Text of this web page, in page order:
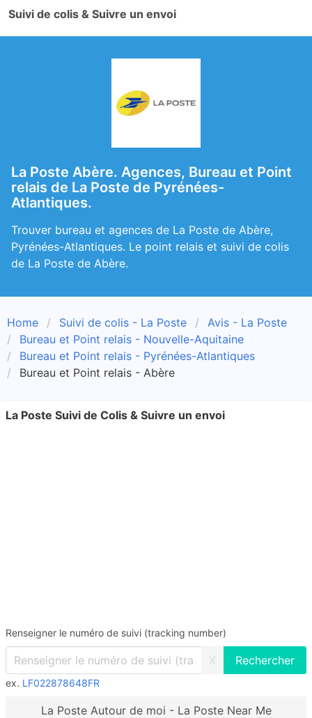
Suivi de colis & Suivre un envoi
La Poste Abère. Agences, Bureau et Point
relais de La Poste de Pyrénées-
Atlantiques.
Trouver bureau et agences de La Poste de Abère,
Pyrénées-Atlantiques. Le point relais et suivi de colis
de La Poste de Abère.
Home Suivi de colis - La Poste
Avis - La Poste
Bureau et Point relais - Nouvelle-Aquitaine
Bureau et Point relais - Pyrénées-Atlantiques
Bureau et Point relais - Abère
La Poste Suivi de Colis & Suivre un envoi
Renseigner le numéro de suivi (tracking number)
X
ex. LF022878648FR
La Poste Autour de moi - La Poste Near Me